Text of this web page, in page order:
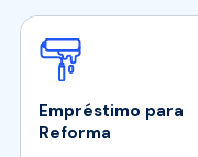
Empréstimo para
Reforma